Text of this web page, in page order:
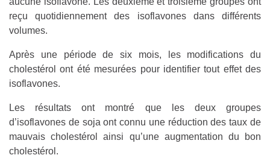
reçu quotidiennement des isoflavones dans différents
volumes.
Après une période de six mois, les modifications du
cholestérol ont été mesurées pour identifier tout effet des
isoflavones.
Les résultats ont montré que les deux groupes
d’isoflavones de soja ont connu une réduction des taux de
mauvais cholestérol ainsi qu’une augmentation du bon
cholestérol.